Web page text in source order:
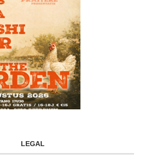
LEGAL